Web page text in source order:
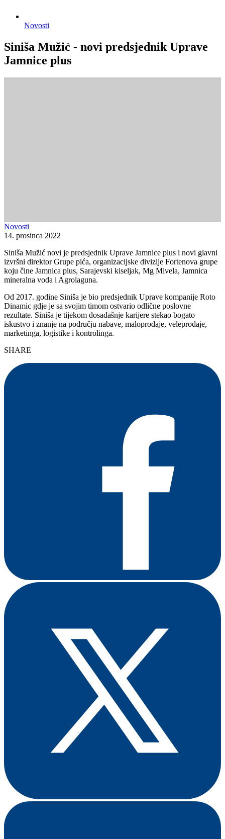
Novosti
Siniša Mužić - novi predsjednik Uprave
Jamnice plus
Novosti
14. prosinca 2022
Siniša Mužić novi je predsjednik Uprave Jamnice plus i novi glavni
izvršni direktor Grupe pića, organizacijske divizije Fortenova grupe
koju čine Jamnica plus, Sarajevski kiseljak, Mg Mivela, Jamnica
mineralna voda i Agrolaguna.
Od 2017. godine Siniša je bio predsjednik Uprave kompanije Roto
Dinamic gdje je sa svojim timom ostvario odlične poslovne
rezultate. Siniša je tijekom dosadašnje karijere stekao bogato
iskustvo i znanje na području nabave, maloprodaje, veleprodaje,
marketinga, logistike i kontrolinga.
SHARE